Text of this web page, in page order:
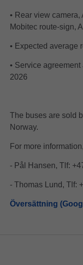
• Rear view
Mobitec route-sign,
• Expected average
• Service
2026
The buses are sold
Norway.
For more
- Pål Hansen, Tlf:
- Thomas Lund, Tlf:
Översättning